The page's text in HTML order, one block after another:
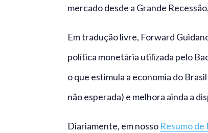
mercado desde a Grande
Em tradução livre, Forward
política monetária utilizada pelo
o que estimula a economia do
não esperada) e melhora ainda a
Diariamente, em nosso Resumo